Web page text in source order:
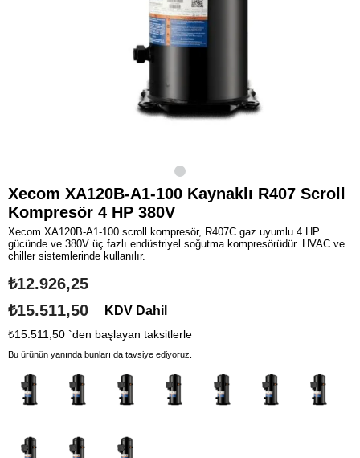
Xecom XA120B-A1-100 Kaynaklı R407 Scroll
Kompresör 4 HP 380V
Xecom XA120B-A1-100 scroll kompresör, R407C gaz uyumlu 4 HP
gücünde ve 380V üç fazlı endüstriyel soğutma kompresörüdür. HVAC ve
chiller sistemlerinde kullanılır.
₺12.926,25
KDV Dahil
₺15.511,50
₺15.511,50 `den başlayan taksitlerle
Bu ürünün yanında bunları da tavsiye ediyoruz.